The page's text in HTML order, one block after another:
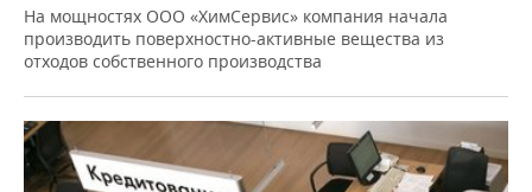
На мощностях ООО «ХимСервис» компания начала
производить поверхностно-активные вещества из
отходов собственного производства